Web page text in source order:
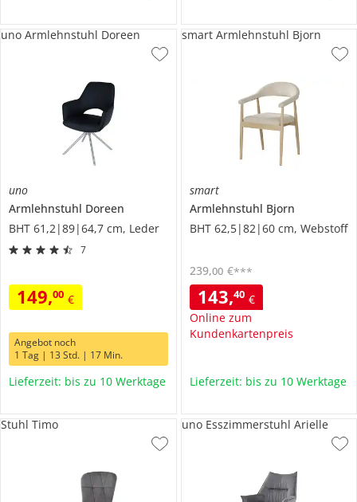
uno
Armlehnstuhl Doreen
BHT 61,2|89|64,7 cm, Leder
7
149,00 €
uno Armlehnstuhl Doreen
Angebot noch
1 Tag | 13 Std. | 17 Min.
Lieferzeit: bis zu 10 Werktage
smart
Armlehnstuhl Bjorn
BHT 62,5|82|60 cm, Webstoff
143,40 €
Online zum
Kundenkartenpreis
239,00 €***
smart Armlehnstuhl Bjorn
Lieferzeit: bis zu 10 Werktage
Stuhl Timo uno Esszimmerstuhl Arielle